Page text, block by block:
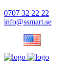
0707 32 22 22
info@ssmart.se